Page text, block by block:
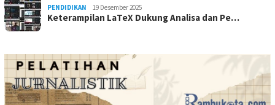
PENDIDIKAN 19 Desember 2025
Keterampilan LaTeX Dukung Analisa dan Pe…